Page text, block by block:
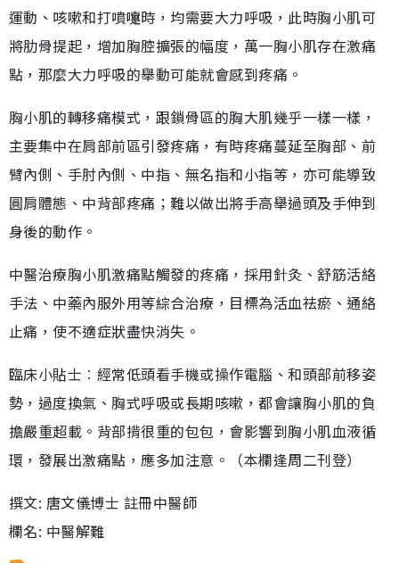
運動、咳嗽和打噴嚏時，均需要大力呼吸，此時胸小肌可
將肋骨提起，增加胸腔擴張的幅度，萬一胸小肌存在激痛
點，那麼大力呼吸的舉動可能就會感到疼痛。
胸小肌的轉移痛模式，跟鎖骨區的胸大肌幾乎一樣一樣，
主要集中在肩部前區引發疼痛，有時疼痛蔓延至胸部、前
臂內側、手肘內側、中指、無名指和小指等，亦可能導致
圓肩體態、中背部疼痛；難以做出將手高舉過頭及手伸到
身後的動作。
中醫治療胸小肌激痛點觸發的疼痛，採用針灸、舒筋活絡
手法、中藥內服外用等綜合治療，目標為活血祛瘀、通絡
止痛，使不適症狀盡快消失。
臨床小貼士︰經常低頭看手機或操作電腦、和頭部前移姿
勢，過度換氣、胸式呼吸或長期咳嗽，都會讓胸小肌的負
擔嚴重超載。背部揹很重的包包，會影響到胸小肌血液循
環，發展出激痛點，應多加注意。（本欄逢周二刊登）
撰文: 唐文儀博士 註冊中醫師
欄名: 中醫解難